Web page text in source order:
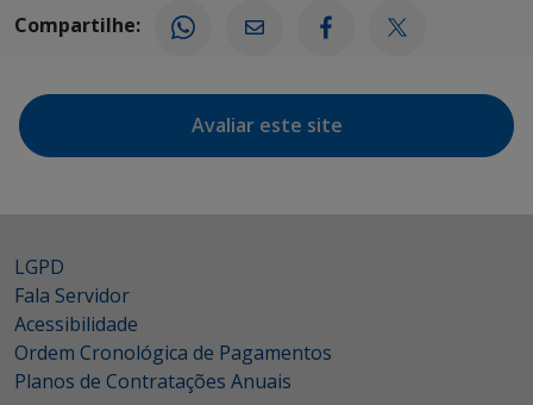
Compartilhe:
Avaliar este site
LGPD
Fala Servidor
Acessibilidade
Ordem Cronológica de Pagamentos
Planos de Contratações Anuais